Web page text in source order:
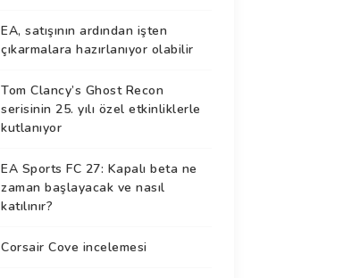
EA, satışının ardından işten
çıkarmalara hazırlanıyor olabilir
Tom Clancy’s Ghost Recon
serisinin 25. yılı özel etkinliklerle
kutlanıyor
EA Sports FC 27: Kapalı beta ne
zaman başlayacak ve nasıl
katılınır?
Corsair Cove incelemesi